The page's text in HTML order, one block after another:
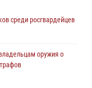
среди росгвардейцев
оружия о